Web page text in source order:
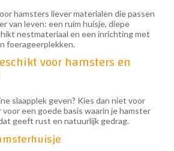
hamsters liever materialen die passen
van leven: een ruim huisje, diepe
nestmateriaal en een inrichting met
foerageerplekken.
voor hamsters en
slaapplek geven? Kies dan niet voor
voor een goede basis waarin je hamster
geeft rust en natuurlijk gedrag.